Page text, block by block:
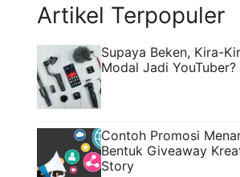
Artikel Terpopuler
Supaya Beken, Kira-
Modal Jadi YouTuber?
Contoh Promosi
Bentuk Giveaway
Story